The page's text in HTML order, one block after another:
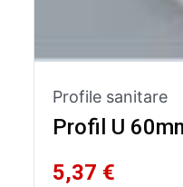
Profile sanitare
Profil U
5,37 €